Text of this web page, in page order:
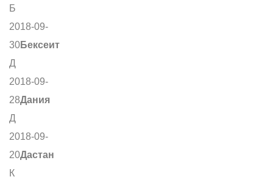
Б
2018-09-
30Бексеит
Д
2018-09-
28Дания
Д
2018-09-
20Дастан
К